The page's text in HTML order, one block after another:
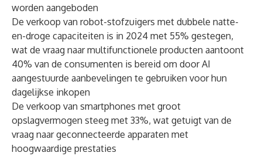
worden aangeboden
De verkoop van robot-stofzuigers met dubbele natte-
en-droge capaciteiten is in 2024 met 55% gestegen,
wat de vraag naar multifunctionele producten aantoont
40% van de consumenten is bereid om door AI
aangestuurde aanbevelingen te gebruiken voor hun
dagelijkse inkopen
De verkoop van smartphones met groot
opslagvermogen steeg met 33%, wat getuigt van de
vraag naar geconnecteerde apparaten met
hoogwaardige prestaties